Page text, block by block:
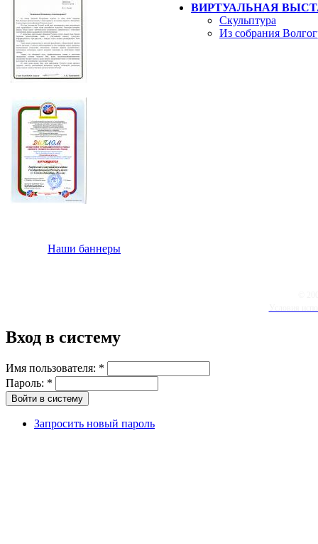
Наши баннеры
ВИРТУАЛЬНАЯ
Скульптура
Из собрания
Вход в систему
Имя пользователя: *
Пароль: *
Запросить новый пароль